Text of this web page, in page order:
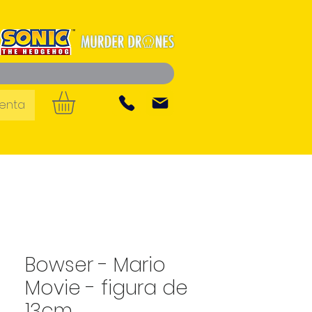
Bowser - Mario
Movie - figura de